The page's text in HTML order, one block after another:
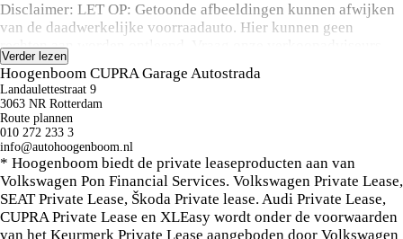
Disclaimer: LET OP: Getoonde afbeeldingen kunnen afwijken
van de daadwerkelijke voorraadauto. Hier kunnen geen
rechten aan worden ontleend. Vraag onze verkoopadviseurs
naar specificaties van deze auto.
Verder lezen
Hoogenboom CUPRA Garage Autostrada
Landaulettestraat 9
3063 NR Rotterdam
Route plannen
010 272 233 3
info@autohoogenboom.nl
* Hoogenboom biedt de private leaseproducten aan van
Volkswagen Pon Financial Services. Volkswagen Private Lease,
SEAT Private Lease, Škoda Private lease. Audi Private Lease,
CUPRA Private Lease en XLEasy wordt onder de voorwaarden
van het Keurmerk Private Lease aangeboden door Volkswagen